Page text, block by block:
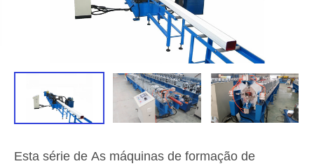
Esta série de As máquinas de formação de